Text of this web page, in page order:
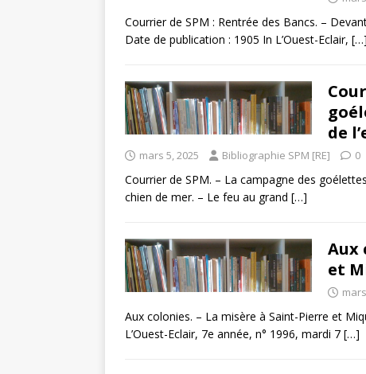
Courrier de SPM : Rentrée des Bancs. –
Date de publication : 1905 In L’Ouest-Eclair, […]
de
mars 5, 2025 Bibliographie SPM [RE] 0
Courrier de SPM. – La campagne des
chien de mer. – Le feu au grand […]
Aux
et
Aux colonies. – La misère à Saint-Pierre et
L’Ouest-Eclair, 7e année, n° 1996, mardi 7 […]